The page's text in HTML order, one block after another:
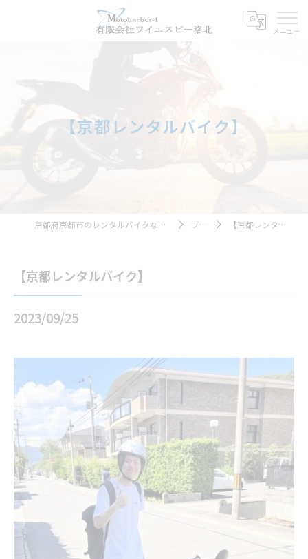
【京都レンタルバイク】
京都府京都市のレンタルバイクならモトハーバー１ ブログ 【京都レンタルバイク】
【京都レンタルバイク】
2023/09/25